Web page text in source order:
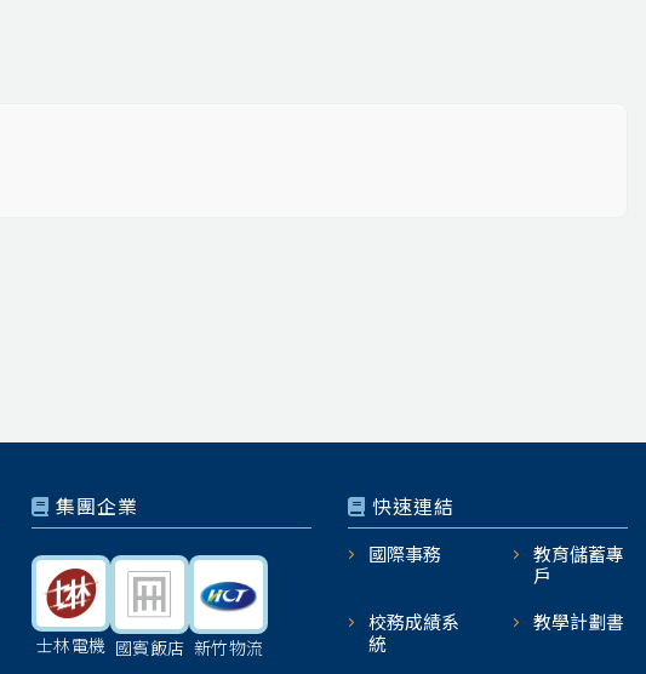
集團企業
士林電機 國賓飯店 新竹物流
快速連結
國際事務
教育儲蓄專
戶
校務成績系
統
教學計劃書